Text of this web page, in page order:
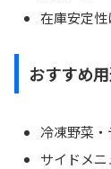
在庫安定性
おすすめ
冷凍野菜
サイドメ